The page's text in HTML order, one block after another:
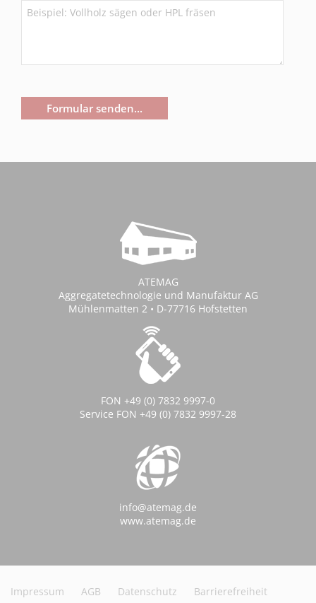
Formular senden...
ATEMAG
Aggregatetechnologie und Manufaktur AG
Mühlenmatten 2 • D-77716 Hofstetten
FON +49 (0) 7832 9997-0
Service FON +49 (0) 7832 9997-28
info@atemag.de
www.atemag.de
Impressum AGB Datenschutz
Barrierefreiheit